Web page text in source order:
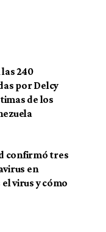
240
por Delcy
de los
confirmó tres
en
virus y cómo